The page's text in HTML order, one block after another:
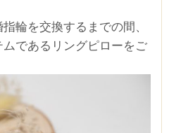
輪を交換するまでの間、
であるリングピローをご